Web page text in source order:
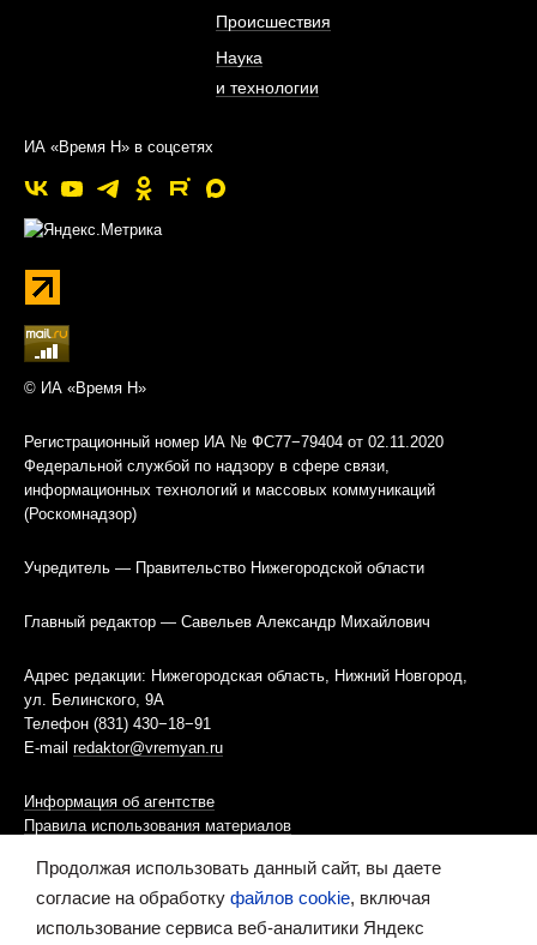
Происшествия
Наука
и технологии
ИА «Время Н» в соцсетях
© ИА «Время Н»
Регистрационный номер ИА № ФС77−79404 от 02.11.2020
Федеральной службой по надзору в сфере связи,
информационных технологий и массовых коммуникаций
(Роскомнадзор)
Учредитель — Правительство Нижегородской области
Главный редактор — Савельев Александр Михайлович
Адрес редакции: Нижегородская область, Нижний Новгород,
ул. Белинского, 9А
Телефон (831) 430−18−91
E-mail redaktor@vremyan.ru
Информация об агентстве
Правила использования материалов
Информационная политика использования «cookies»-файлов
Ресурс содержит материалы 16+
Продолжая использовать данный сайт, вы даете
согласие на обработку файлов cookie, включая
использование сервиса веб-аналитики Яндекс